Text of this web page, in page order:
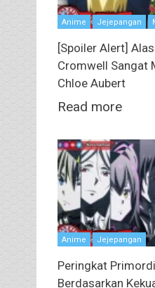
Anime Jejepangan
[Spoiler Alert]
Cromwell Sangat
Chloe Aubert
Read more
Anime Jejepangan
Peringkat
Berdasarkan